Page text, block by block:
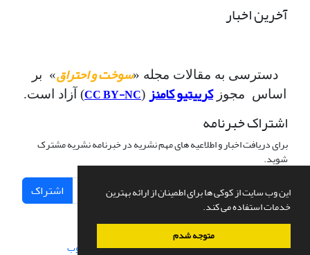
این وب سایت از کوکی ها برای اطمینان از ارائه بهترین
خدمات استفاده می کند.
متوجه شدم
آخرین اخبار
دسترسی به مقالات مجله «سوخت و احتراق» بر
اساس مجوزکرییتیو کامنز (
CC BY-NC) آزاد است.
اشتراک خبرنامه
برای دریافت اخبار و اطلاعیه های مهم نشریه در خبرنامه نشریه مشترک
شوید.
اشتراک
سامانه مدیریت نشریات علمی.طراحی و پیاده سازی از سیناوب